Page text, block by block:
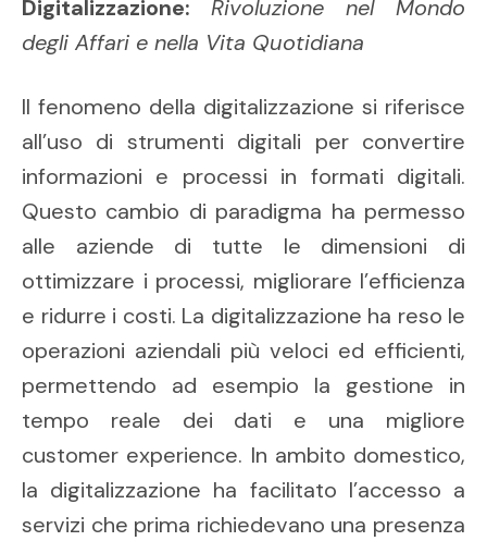
Digitalizzazione:
Rivoluzione nel Mondo
degli Affari e nella Vita Quotidiana
Il fenomeno della digitalizzazione si riferisce
all’uso di strumenti digitali per convertire
informazioni e processi in formati digitali.
Questo cambio di paradigma ha permesso
alle aziende di tutte le dimensioni di
ottimizzare i processi, migliorare l’efficienza
e ridurre i costi. La digitalizzazione ha reso le
operazioni aziendali più veloci ed efficienti,
permettendo ad esempio la gestione in
tempo reale dei dati e una migliore
customer experience. In ambito domestico,
la digitalizzazione ha facilitato l’accesso a
servizi che prima richiedevano una presenza